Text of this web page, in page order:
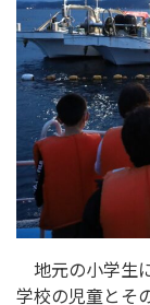
地元の小学生
学校の児童とそ